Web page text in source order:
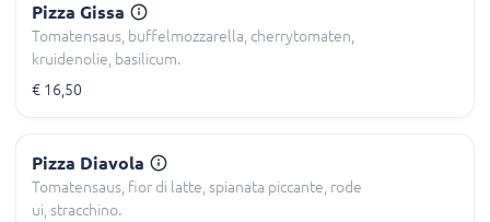
Pizza Gissa
Tomatensaus, buffelmozzarella, cherrytomaten,
kruidenolie, basilicum.
€ 16,50
Pizza Diavola
Tomatensaus, fior di latte, spianata piccante, rode
ui, stracchino.